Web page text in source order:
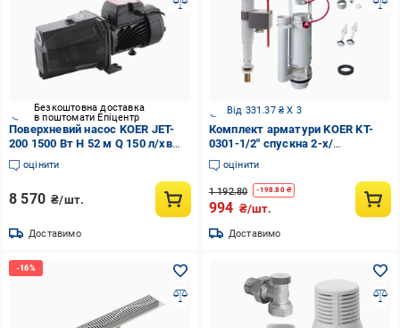
Безкоштовна доставка
в поштомати Епіцентр
Поверхневий насос KOER JET-
200 1500 Вт H 52 м Q 150 л/хв
(KP2764)
оцінити
8 570 ₴/шт.
Доставимо
Від 331.37 ₴ X 3
Комплект арматури KOER KT-
0301-1/2" спускна 2-х/
наповнювальна з універсальним
під'єднанням (KR5058
(2657688435)
оцінити
1 192.80 -198.80₴
994 ₴/шт.
Доставимо